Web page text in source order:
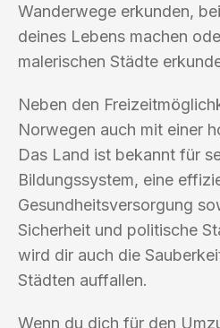
Wanderwege erkunden,
deines Lebens machen
malerischen Städte
Neben den
Norwegen auch mit einer
Das Land ist bekannt für
Bildungssystem, eine
Gesundheitsversorgung
Sicherheit und politische
wird dir auch die
Städten auffallen.
Wenn du dich für den